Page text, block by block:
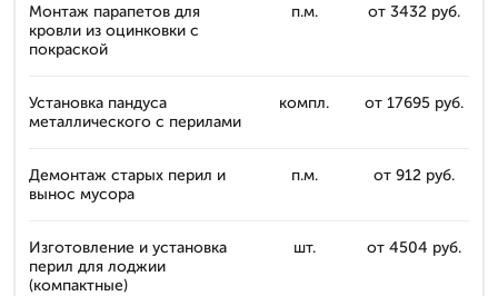
Монтаж парапетов для
кровли из оцинковки с
покраской
п.м. от 3432 руб.
Установка пандуса
металлического с перилами
компл. от 17695 руб.
Демонтаж старых перил и
вынос мусора
п.м. от 912 руб.
Изготовление и установка
перил для лоджии
(компактные)
шт. от 4504 руб.